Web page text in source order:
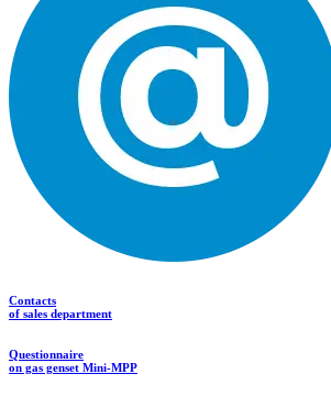
Contacts
of sales department
Questionnaire
on gas genset Mini-MPP